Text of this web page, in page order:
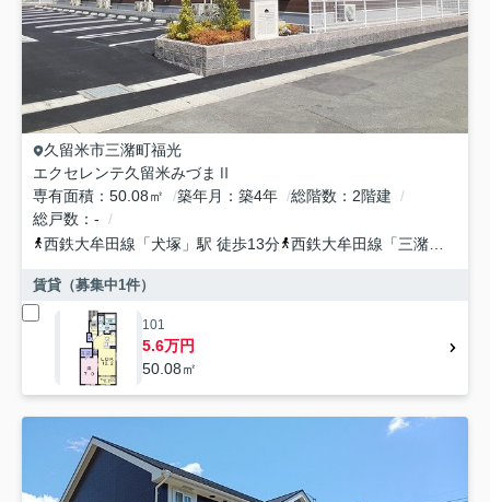
久留米市三潴町福光
エクセレンテ久留米みづまⅡ
専有面積
50.08㎡ 築年月 築4年 総階数
2階建
総戸数
-
西鉄大牟田線 「犬塚 」駅 徒歩13分 西鉄大牟田線 「三潴
賃貸（募集中1件）
101
5.6万円
50.08㎡